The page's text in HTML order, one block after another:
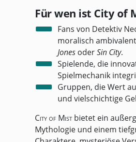
Für wen ist City of
Fans von Detektiv
moralisch
Jones oderSin City.
Spielende, die
Spielmechanik
Gruppen, die Wert
und vielschichtige
City of Mist bietet ein
Mythologie und einem